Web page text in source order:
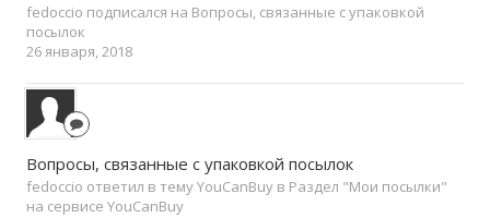
fedoccio подписался на Вопросы, связанные с упаковкой
посылок
26 января, 2018
Вопросы, связанные с упаковкой посылок
fedoccio ответил в тему YouCanBuy в Раздел "Мои посылки"
на сервисе YouCanBuy